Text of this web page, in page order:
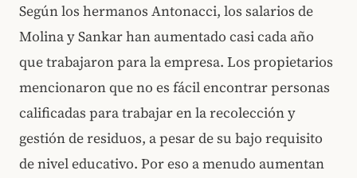
Según los hermanos Antonacci, los salarios de
Molina y Sankar han aumentado casi cada año
que trabajaron para la empresa. Los propietarios
mencionaron que no es fácil encontrar personas
calificadas para trabajar en la recolección y
gestión de residuos, a pesar de su bajo requisito
de nivel educativo. Por eso a menudo aumentan